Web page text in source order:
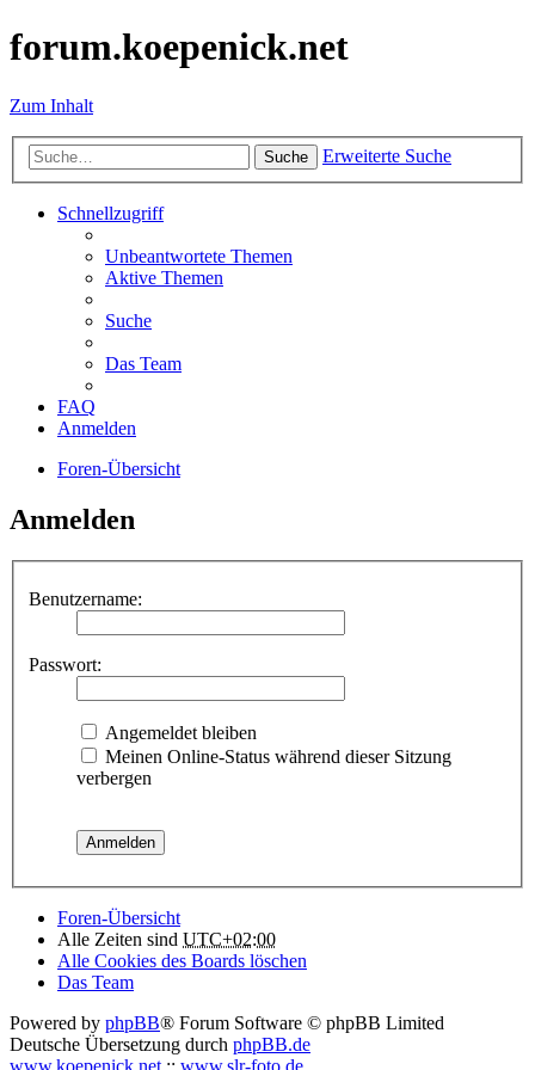
forum.koepenick.net
Zum Inhalt
Suche Erweiterte Suche
Schnellzugriff
Unbeantwortete Themen
Aktive Themen
Suche
Das Team
FAQ
Anmelden
Foren-Übersicht
Anmelden
Benutzername:
Passwort:
Angemeldet bleiben
Meinen Online-Status während dieser Sitzung
verbergen
Foren-Übersicht
Alle Zeiten sind UTC+02:00
Alle Cookies des Boards löschen
Das Team
Powered by phpBB® Forum Software © phpBB Limited
Deutsche Übersetzung durch phpBB.de
www.koepenick.net :: www.slr-foto.de